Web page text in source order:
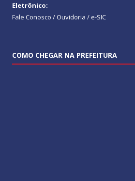
Eletrônico:
Fale Conosco / Ouvidoria / e-SIC
COMO CHEGAR NA PREFEITURA